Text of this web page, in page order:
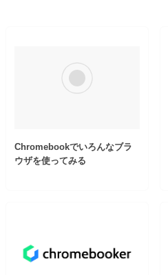
Chromebookでいろんなブラ
ウザを使ってみる